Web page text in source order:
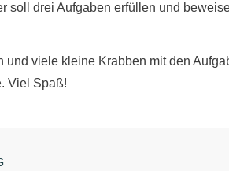
soll drei Aufgaben erfüllen und
und viele kleine Krabben mit den
Viel Spaß!